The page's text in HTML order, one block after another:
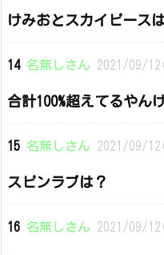
けみおとスカイピース
14 名無しさん 2021/09/
合計100%超えてるやん
15 名無しさん 2021/09/
スピンラブは？
16 名無しさん 2021/09/